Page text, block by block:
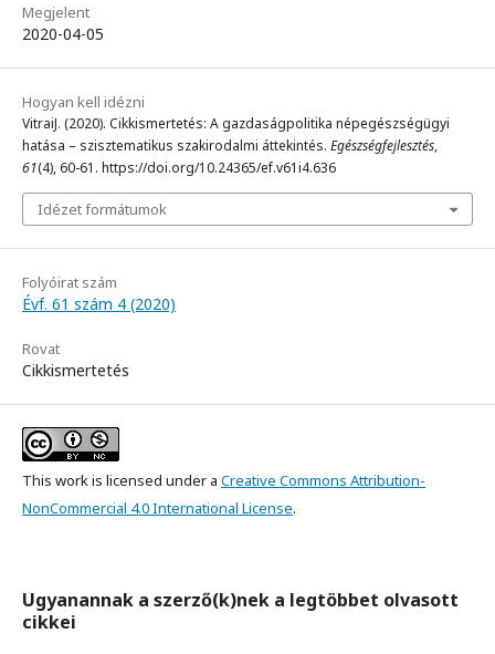
Megjelent
2020-04-05
Hogyan kell idézni
VitraiJ. (2020). Cikkismertetés: A gazdaságpolitika népegészségügyi
hatása – szisztematikus szakirodalmi áttekintés. Egészségfejlesztés,
61(4), 60-61. https://doi.org/10.24365/ef.v61i4.636
Idézet formátumok
Folyóirat szám
Évf. 61 szám 4 (2020)
Rovat
Cikkismertetés
This work is licensed under a Creative Commons Attribution-
NonCommercial 4.0 International License.
Ugyanannak a szerző(k)nek a legtöbbet olvasott
cikkei